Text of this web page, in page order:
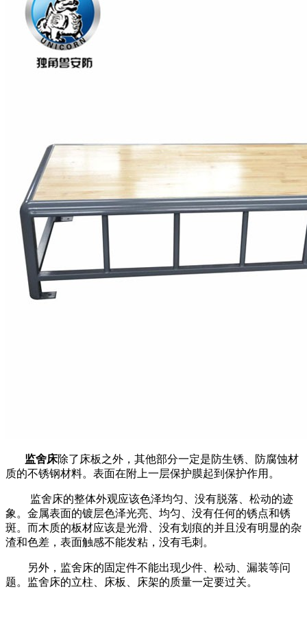
监舍床除了床板之外，其他部分一定是防生锈、防腐蚀材
质的不锈钢材料。表面在附上一层保护膜起到保护作用。
监舍床的整体外观应该色泽均匀、没有脱落、松动的迹
象。金属表面的镀层色泽光亮、均匀、没有任何的锈点和锈
斑。而木质的板材应该是光滑、没有划痕的并且没有明显的杂
渣和色差，表面触感不能发粘，没有毛刺。
另外，监舍床的固定件不能出现少件、松动、漏装等问
题。监舍床的立柱、床板、床架的质量一定要过关。